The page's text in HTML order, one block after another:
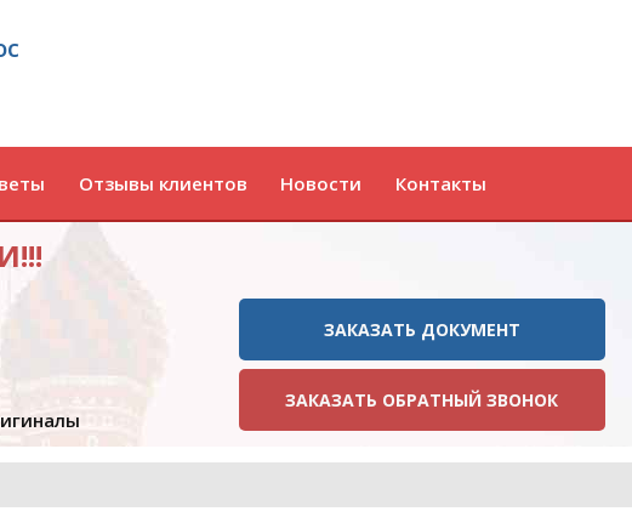
Отзывы клиентов Новости Контакты
ЗАКАЗАТЬ ДОКУМЕНТ
ЗАКАЗАТЬ ОБРАТНЫЙ ЗВОНОК